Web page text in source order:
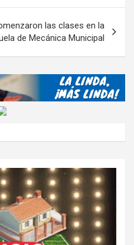
tir
las clases en la
de Mecánica Municipal